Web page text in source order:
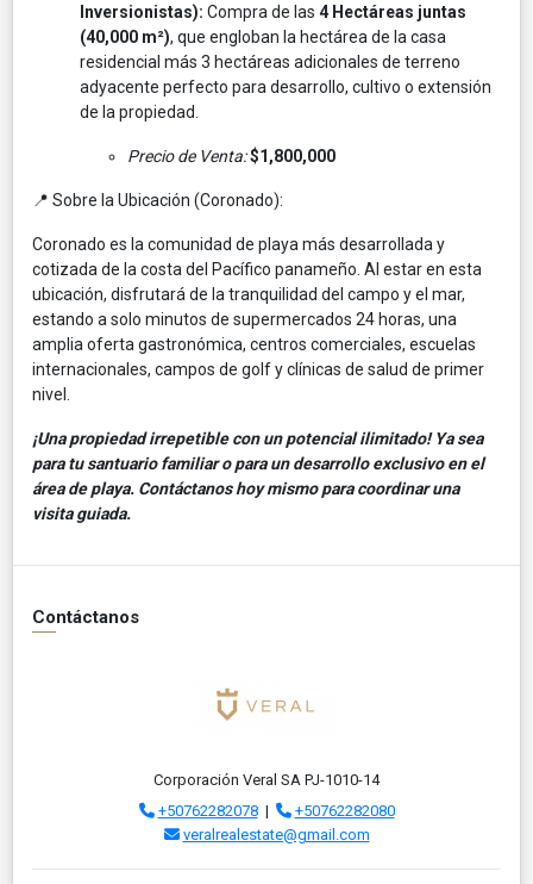
Inversionistas): Compra de las 4 Hectáreas juntas
(40,000 m²), que engloban la hectárea de la casa
residencial más 3 hectáreas adicionales de terreno
adyacente perfecto para desarrollo, cultivo o extensión
de la propiedad.
Precio de Venta:$1,800,000
📍 Sobre la Ubicación (Coronado):
Coronado es la comunidad de playa más desarrollada y
cotizada de la costa del Pacífico panameño. Al estar en esta
ubicación, disfrutará de la tranquilidad del campo y el mar,
estando a solo minutos de supermercados 24 horas, una
amplia oferta gastronómica, centros comerciales, escuelas
internacionales, campos de golf y clínicas de salud de primer
nivel.
¡Una propiedad irrepetible con un potencial ilimitado! Ya sea
para tu santuario familiar o para un desarrollo exclusivo en el
área de playa. Contáctanos hoy mismo para coordinar una
visita guiada.
Contáctanos
Corporación Veral SA PJ-1010-14
+50762282078|
+50762282080
veralrealestate@gmail.com